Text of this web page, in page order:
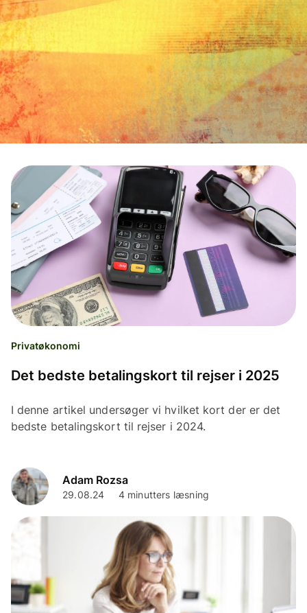
Privatøkonomi
Det bedste betalingskort til rejser i 2025
I denne artikel undersøger vi hvilket kort der er det
bedste betalingskort til rejser i 2024.
Adam Rozsa
29.08.24 4 minutters læsning